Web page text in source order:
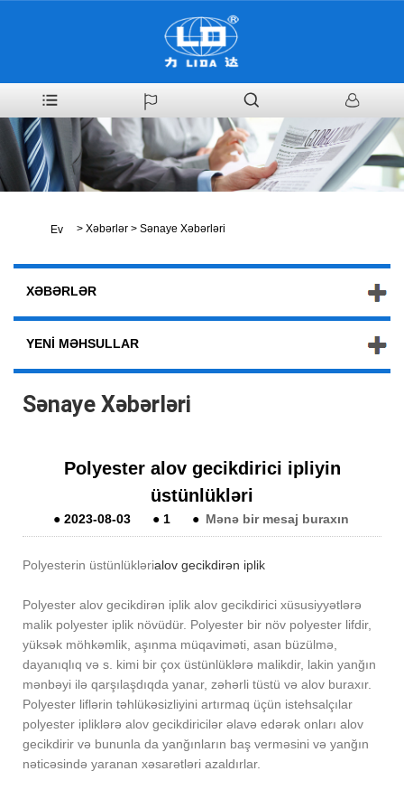
Ev > Xəbərlər > Sənaye Xəbərləri
XƏBƏRLƏR
YENI MƏHSULLAR
Sənaye Xəbərləri
Polyester alov gecikdirici ipliyin
üstünlükləri
● 2023-08-03 ● 1 ● Mənə bir mesaj buraxın
Polyesterin üstünlüklərialov gecikdirən iplik
Polyester alov gecikdirən iplik alov gecikdirici xüsusiyyətlərə
malik polyester iplik növüdür. Polyester bir növ polyester lifdir,
yüksək möhkəmlik, aşınma müqaviməti, asan büzülmə,
dayanıqlıq və s. kimi bir çox üstünlüklərə malikdir, lakin yanğın
mənbəyi ilə qarşılaşdıqda yanar, zəhərli tüstü və alov buraxır.
Polyester liflərin təhlükəsizliyini artırmaq üçün istehsalçılar
polyester ipliklərə alov gecikdiricilər əlavə edərək onları alov
gecikdirir və bununla da yanğınların baş verməsini və yanğın
nəticəsində yaranan xəsarətləri azaldırlar.